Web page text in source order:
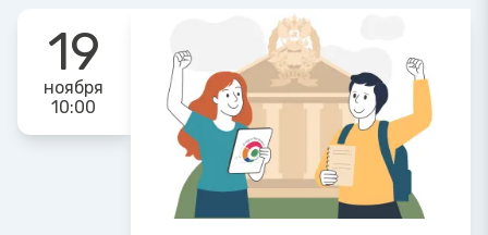
19
ноября
10:00